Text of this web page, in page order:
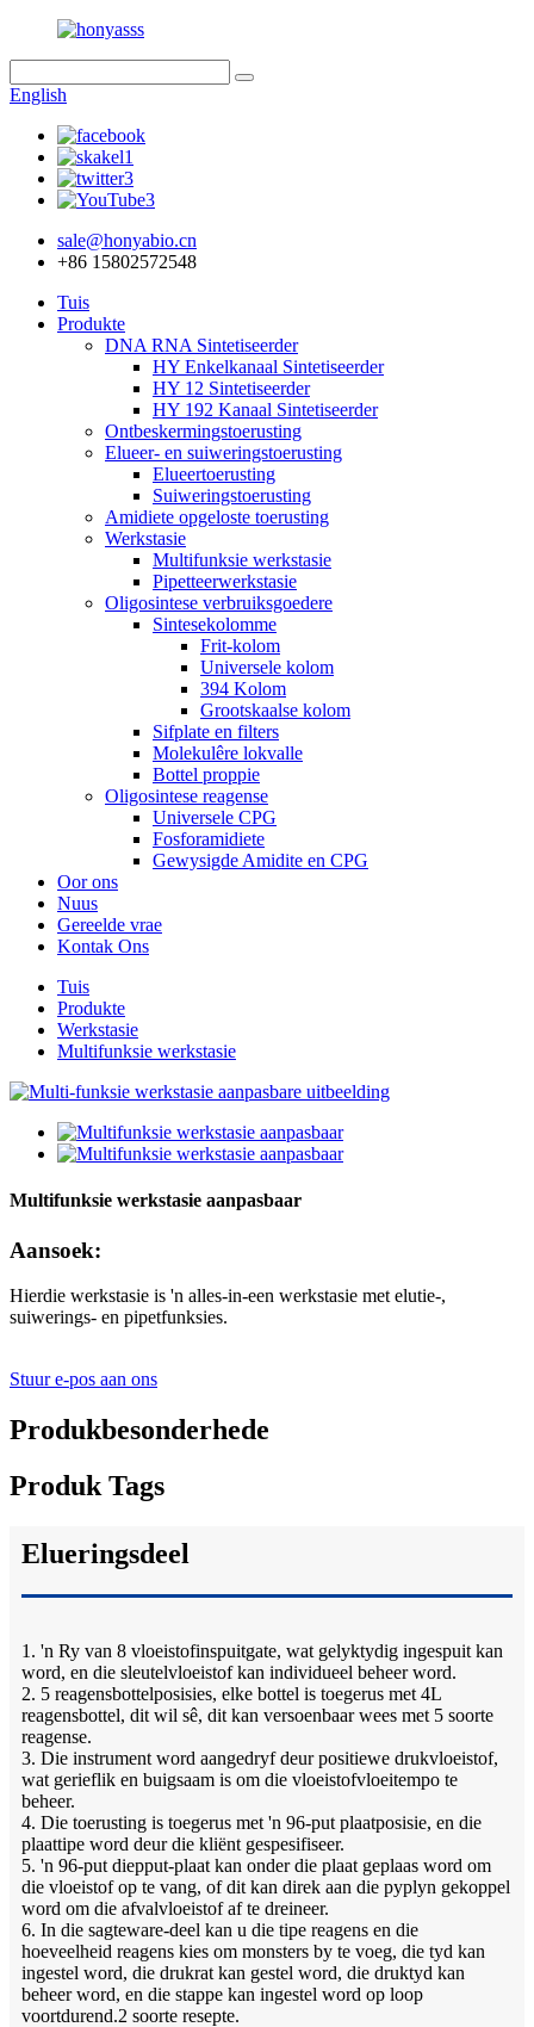
English
sale@honyabio.cn
+86 15802572548
Tuis
Produkte
DNA RNA Sintetiseerder
HY Enkelkanaal Sintetiseerder
HY 12 Sintetiseerder
HY 192 Kanaal Sintetiseerder
Ontbeskermingstoerusting
Elueer- en suiweringstoerusting
Elueertoerusting
Suiweringstoerusting
Amidiete opgeloste toerusting
Werkstasie
Multifunksie werkstasie
Pipetteerwerkstasie
Oligosintese verbruiksgoedere
Sintesekolomme
Frit-kolom
Universele kolom
394 Kolom
Grootskaalse kolom
Sifplate en filters
Molekulêre lokvalle
Bottel proppie
Oligosintese reagense
Universele CPG
Fosforamidiete
Gewysigde Amidite en CPG
Oor ons
Nuus
Gereelde vrae
Kontak Ons
Tuis
Produkte
Werkstasie
Multifunksie werkstasie
Multifunksie werkstasie aanpasbaar
Aansoek:
Hierdie werkstasie is 'n alles-in-een werkstasie met elutie-,
suiwerings- en pipetfunksies.
Stuur e-pos aan ons
Produkbesonderhede
Produk Tags
Elueringsdeel
1. 'n Ry van 8 vloeistofinspuitgate, wat gelyktydig ingespuit kan
word, en die sleutelvloeistof kan individueel beheer word.
2. 5 reagensbottelposisies, elke bottel is toegerus met 4L
reagensbottel, dit wil sê, dit kan versoenbaar wees met 5 soorte
reagense.
3. Die instrument word aangedryf deur positiewe drukvloeistof,
wat gerieflik en buigsaam is om die vloeistofvloeitempo te
beheer.
4. Die toerusting is toegerus met 'n 96-put plaatposisie, en die
plaattipe word deur die kliënt gespesifiseer.
5. 'n 96-put diepput-plaat kan onder die plaat geplaas word om
die vloeistof op te vang, of dit kan direk aan die pyplyn gekoppel
word om die afvalvloeistof af te dreineer.
6. In die sagteware-deel kan u die tipe reagens en die
hoeveelheid reagens kies om monsters by te voeg, die tyd kan
ingestel word, die drukrat kan gestel word, die druktyd kan
beheer word, en die stappe kan ingestel word op loop
voortdurend.2 soorte resepte.